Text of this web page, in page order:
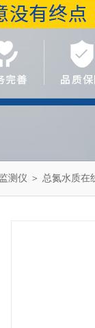
测仪 ＞ 总氮水质在